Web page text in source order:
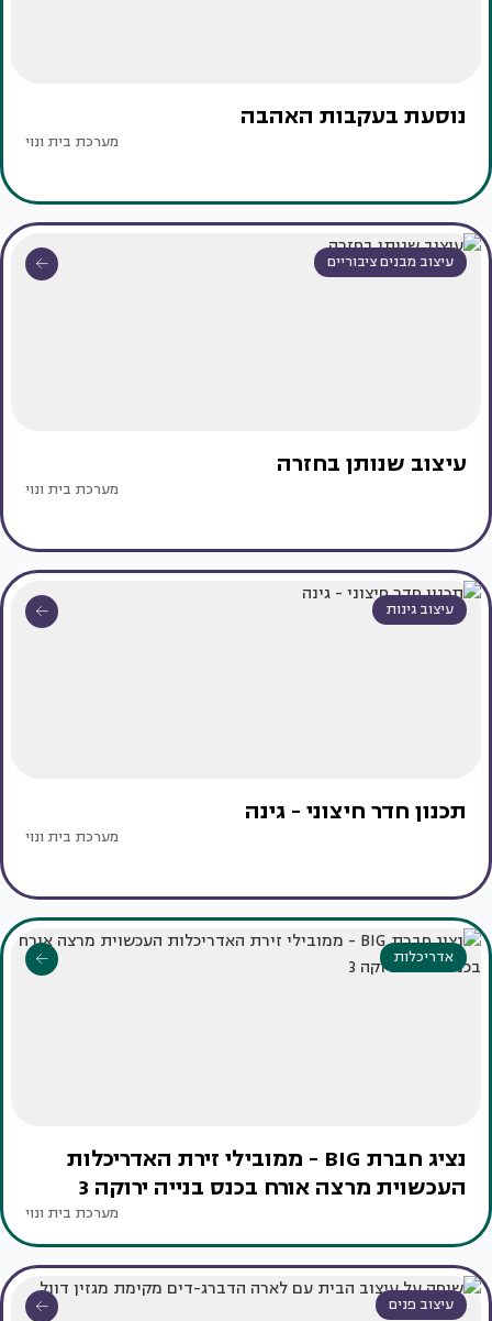
נוסעת בעקבות האהבה
מערכת בית ונוי
עיצוב מבנים ציבוריים
עיצוב שנותן בחזרה
מערכת בית ונוי
עיצוב גינות
תכנון חדר חיצוני - גינה
מערכת בית ונוי
אדריכלות
נציג חברת BIG - ממובילי זירת האדריכלות
העכשוית מרצה אורח בכנס בנייה ירוקה 3
מערכת בית ונוי
עיצוב פנים